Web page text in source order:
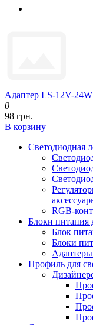
Адаптер LS-12V-
0
98 грн.
В корзину
Светодиодная
RGB-
Блоки питания
Блок
Блоки
Профиль для